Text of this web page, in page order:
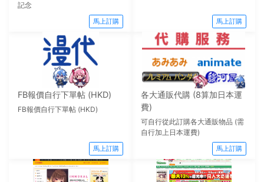
記念
馬上訂購 馬上訂購
FB報價自行下單帖 (HKD)
FB報價自行下單帖 (HKD)
馬上訂購
各大通販代購 (8算加日本運
費)
可自行從此訂購各大通販物品 (需
自行加上日本運費)
馬上訂購